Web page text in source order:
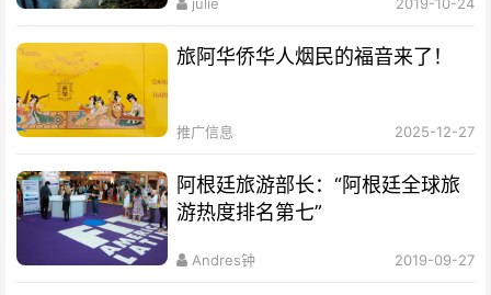
旅阿华侨华人烟民的福音来了！
推广信息 2025-12-27
阿根廷旅游部长：“阿根廷全球旅
游热度排名第七”
Andres钟 2019-09-27